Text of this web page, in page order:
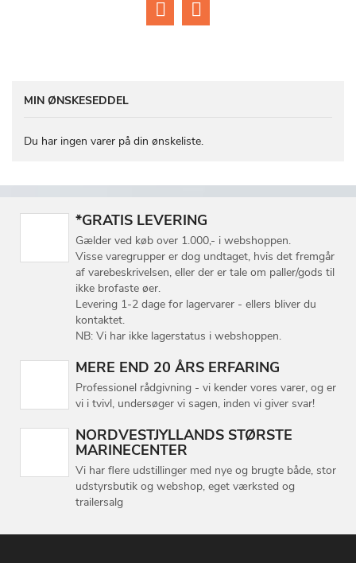
MIN ØNSKESEDDEL
Du har ingen varer på din ønskeliste.
*GRATIS LEVERING
Gælder ved køb over 1.000,- i webshoppen.
Visse varegrupper er dog undtaget, hvis det fremgår
af varebeskrivelsen, eller der er tale om paller/gods til
ikke brofaste øer.
Levering 1-2 dage for lagervarer - ellers bliver du
kontaktet.
NB: Vi har ikke lagerstatus i webshoppen.
MERE END 20 ÅRS ERFARING
Professionel rådgivning - vi kender vores varer, og er
vi i tvivl, undersøger vi sagen, inden vi giver svar!
NORDVESTJYLLANDS STØRSTE
MARINECENTER
Vi har flere udstillinger med nye og brugte både, stor
udstyrsbutik og webshop, eget værksted og
trailersalg